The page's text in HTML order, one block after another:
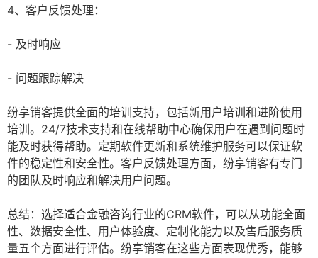
4、客户反馈处理：
- 及时响应
- 问题跟踪解决
纷享销客提供全面的培训支持，包括新用户培训和进阶使用
培训。24/7技术支持和在线帮助中心确保用户在遇到问题时
能及时获得帮助。定期软件更新和系统维护服务可以保证软
件的稳定性和安全性。客户反馈处理方面，纷享销客有专门
的团队及时响应和解决用户问题。
总结：选择适合金融咨询行业的CRM软件，可以从功能全面
性、数据安全性、用户体验度、定制化能力以及售后服务质
量五个方面进行评估。纷享销客在这些方面表现优秀，能够